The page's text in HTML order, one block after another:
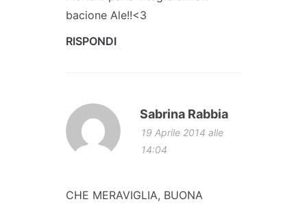
bacione Ale!!<3
RISPONDI
Sabrina Rabbia
19 Aprile 2014 alle
14:04
CHE MERAVIGLIA, BUONA